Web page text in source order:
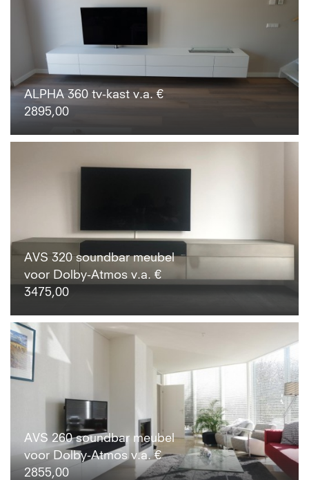
ALPHA 360 tv-kast v.a. €
2895,00
AVS 320 soundbar meubel
voor Dolby-Atmos v.a. €
3475,00
AVS 260 soundbar meubel
voor Dolby-Atmos v.a. €
2855,00